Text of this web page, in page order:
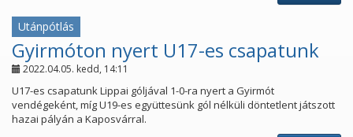
Utánpótlás
Gyirmóton nyert U17-es csapatunk
2022.04.05. kedd, 14:11
U17-es csapatunk Lippai góljával 1-0-ra nyert a Gyirmót
vendégeként, míg U19-es együttesünk gól nélküli döntetlent játszott
hazai pályán a Kaposvárral.